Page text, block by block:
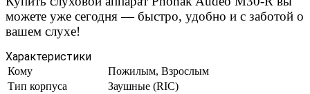
можете уже сегодня — быстро, удобно и с заботой о
вашем слухе!
Характеристики
Кому
Пожилым, Взрослым
Тип корпуса
Заушные (RIC)